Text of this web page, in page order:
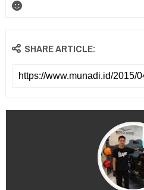
SHARE ARTICLE: